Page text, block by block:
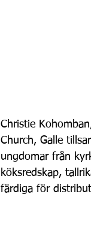
Christie
Church, Galle
ungdomar från
köksredskap,
färdiga för